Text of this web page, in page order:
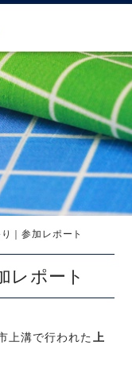
｜参加レポート
レポート
上溝で行われた
上